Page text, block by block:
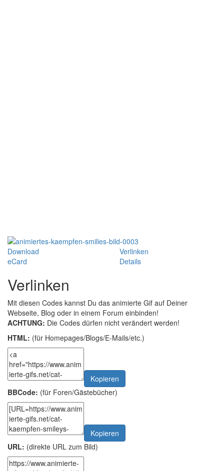
Download
Verlinken
eCard
Details
Verlinken
Mit diesen Codes kannst Du das animierte Gif auf Deiner
Webseite, Blog oder in einem Forum einbinden!
ACHTUNG: Die Codes dürfen nicht verändert werden!
HTML: (für Homepages/Blogs/E-Mails/etc.)
Kopieren
BBCode: (für Foren/Gästebücher)
Kopieren
URL: (direkte URL zum Bild)